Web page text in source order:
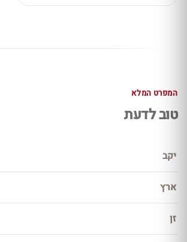
המפרט המלא
טוב לדעת
יקב
ארץ
זן